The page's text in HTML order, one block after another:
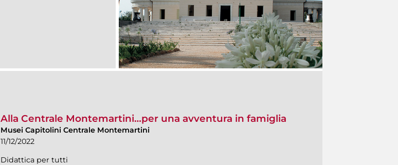
Alla Centrale Montemartini…per una avventura in famiglia
Musei Capitolini Centrale Montemartini
11/12/2022
Didattica per tutti